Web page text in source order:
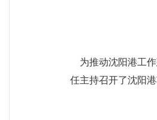
为推动沈阳港工作
任主持召开了沈阳